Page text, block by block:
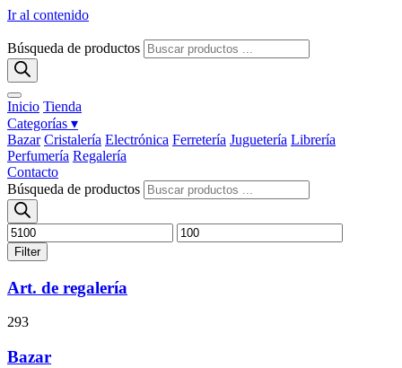
Ir al contenido
Búsqueda de productos
Inicio Tienda
Categorías ▾
Bazar Cristalería Electrónica Ferretería Juguetería Librería
Perfumería Regalería
Contacto
Búsqueda de productos
Filter
Art. de regalería
293
Bazar